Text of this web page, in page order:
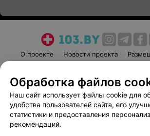
О проекте Новости проекта
Пользовательское соглашение
Вакансии
Партнеры
Написать руководителю
Обработка файлов
Наш сайт использует файлы cookie для
удобства пользователей сайта, его
статистики и предоставления
рекомендаций.